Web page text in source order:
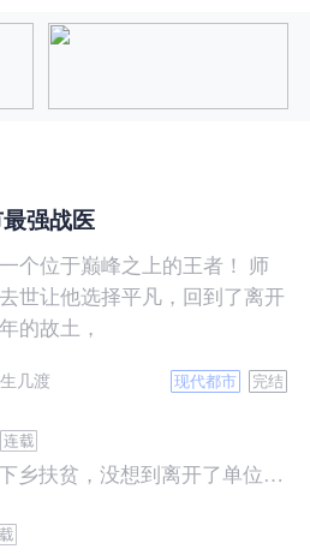
强战医
个位于巅峰之上的王者！ 师
世让他选择平凡，回到了离开
的故土，
几渡 现代都市 完结
我和一个美艳少妇同事下乡扶贫，没想到离开了单位之后，她就性格大变……